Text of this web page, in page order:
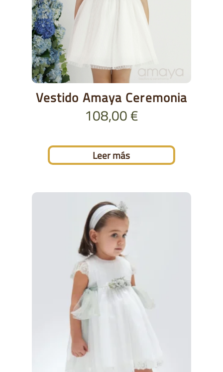
Vestido Amaya Ceremonia
108,00€
Leer más